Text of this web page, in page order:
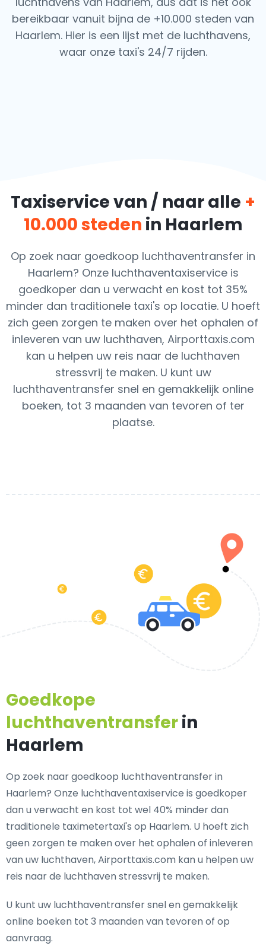
bereikbaar vanuit bijna de +10.000 steden van
Haarlem. Hier is een lijst met de luchthavens,
waar onze taxi's 24/7 rijden.
Taxiservice van / naar alle +
10.000 steden in Haarlem
Op zoek naar goedkoop luchthaventransfer in
Haarlem? Onze luchthaventaxiservice is
goedkoper dan u verwacht en kost tot 35%
minder dan traditionele taxi's op locatie. U hoeft
zich geen zorgen te maken over het ophalen of
inleveren van uw luchthaven, Airporttaxis.com
kan u helpen uw reis naar de luchthaven
stressvrij te maken. U kunt uw
luchthaventransfer snel en gemakkelijk online
boeken, tot 3 maanden van tevoren of ter
plaatse.
Goedkope
luchthaventransferin
Haarlem
Op zoek naar goedkoop luchthaventransfer in
Haarlem? Onze luchthaventaxiservice is goedkoper
dan u verwacht en kost tot wel 40% minder dan
traditionele taximetertaxi's op Haarlem. U hoeft zich
geen zorgen te maken over het ophalen of inleveren
van uw luchthaven, Airporttaxis.com kan u helpen uw
reis naar de luchthaven stressvrij te maken.
U kunt uw luchthaventransfer snel en gemakkelijk
online boeken tot 3 maanden van tevoren of op
aanvraag.